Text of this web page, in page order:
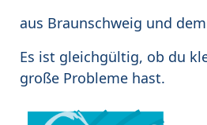
aus Braunschweig und
Es ist gleichgültig, ob du
große Probleme hast.